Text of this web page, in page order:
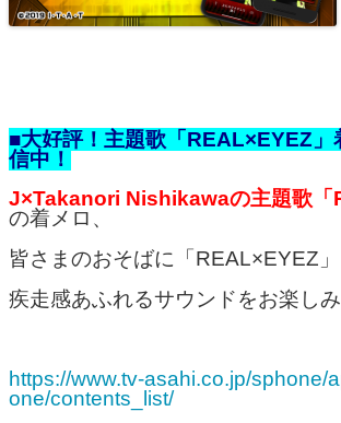
■大好評！主題歌「REAL×EYEZ」
信中！
J×Takanori Nishikawaの主題歌「
の着メロ、
皆さまのおそばに「REAL×EYEZ」
疾走感あふれるサウンドをお楽しみ
https://www.tv-asahi.co.jp/sphone/
one/contents_list/